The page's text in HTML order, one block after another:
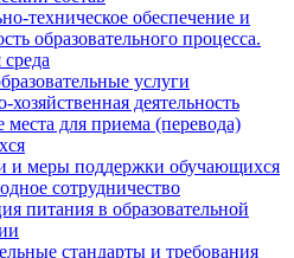
техническое обеспечение и
образовательного процесса.
услуги
деятельность
места для приема (перевода)
и меры поддержки обучающихся
сотрудничество
питания в образовательной
стандарты и требования